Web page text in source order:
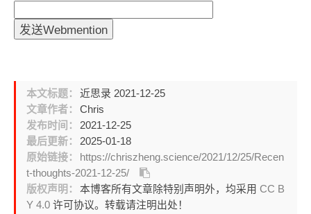
本文标题：
近思录 2021-12-25
文章作者：
Chris
发布时间：
2021-12-25
最后更新：
2025-01-18
原始链接：
https://chriszheng.science/2021/12/25/Recen
t-thoughts-2021-12-25/
版权声明：
本博客所有文章除特别声明外，均采用CC B
Y 4.0许可协议。转载请注明出处！